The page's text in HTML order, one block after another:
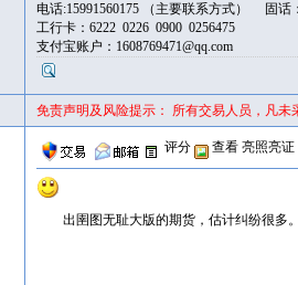
电话:15991560175 （主要联系方式） 固话
工行卡：6222 0226 0900 0256475
支付宝账户：1608769471@qq.com
免责声明及风险提示： 所有交易人员，凡
评分 查看 亮照亮证
出圉图无耻大版的期货，估计纠纷很多